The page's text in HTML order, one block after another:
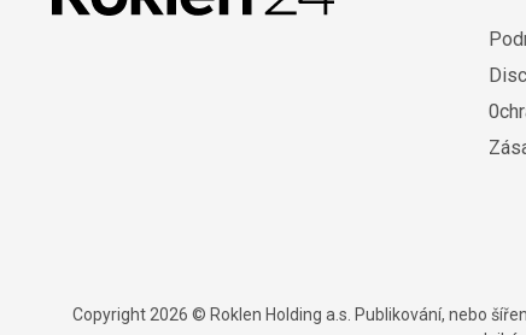
Copyright 2026 © Roklen Holding a.s. Publikování, nebo